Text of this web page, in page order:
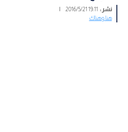
نشر : 19:11 2016/5/21
|
هنا وهناك